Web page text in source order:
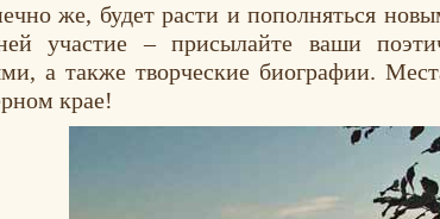
же, будет расти и пополняться
участие – присылайте ваши
а также творческие биографии.
крае!